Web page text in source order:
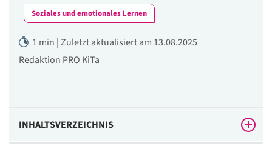
Soziales und emotionales Lernen
1 min | Zuletzt aktualisiert am 13.08.2025
Redaktion PRO KiTa
INHALTSVERZEICHNIS